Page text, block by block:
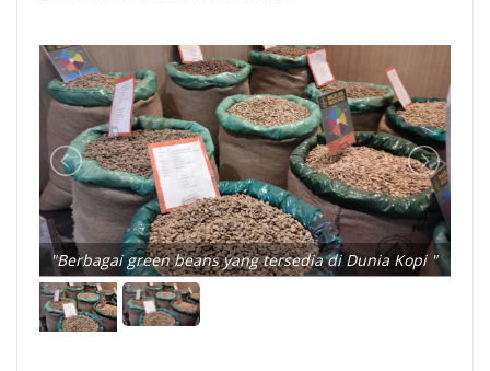
"Berbagai green beans yang tersedia di Dunia Kopi "